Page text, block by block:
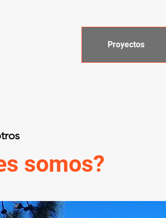
Proyectos
somos?